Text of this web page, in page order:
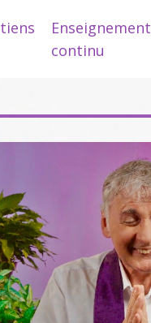
Enseignement
continu